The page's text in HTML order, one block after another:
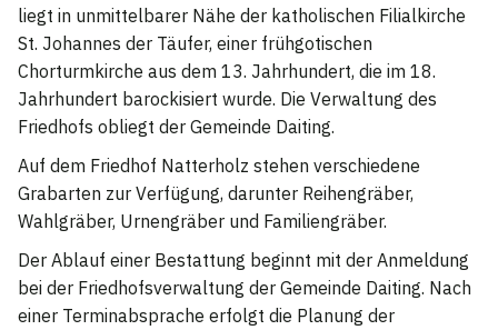
liegt in unmittelbarer Nähe der katholischen Filialkirche
St. Johannes der Täufer, einer frühgotischen
Chorturmkirche aus dem 13. Jahrhundert, die im 18.
Jahrhundert barockisiert wurde. Die Verwaltung des
Friedhofs obliegt der Gemeinde Daiting.
Auf dem Friedhof Natterholz stehen verschiedene
Grabarten zur Verfügung, darunter Reihengräber,
Wahlgräber, Urnengräber und Familiengräber.
Der Ablauf einer Bestattung beginnt mit der Anmeldung
bei der Friedhofsverwaltung der Gemeinde Daiting. Nach
einer Terminabsprache erfolgt die Planung der